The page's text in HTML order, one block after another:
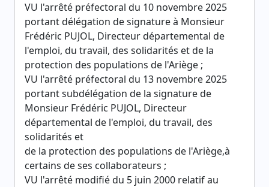
VU l'arrêté préfectoral du 10 novembre 2025
portant délégation de signature à Monsieur
Frédéric PUJOL, Directeur départemental de
l'emploi, du travail, des solidarités et de la
protection des populations de l'Ariège ;
VU l'arrêté préfectoral du 13 novembre 2025
portant subdélégation de la signature de
Monsieur Frédéric PUJOL, Directeur
départemental de l'emploi, du travail, des
solidarités et
de la protection des populations de l'Ariège,à
certains de ses collaborateurs ;
VU l'arrêté modifié du 5 juin 2000 relatif au